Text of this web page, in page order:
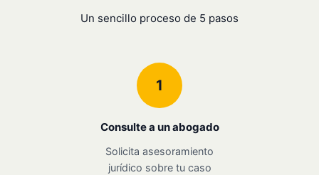
Un sencillo proceso de 5 pasos
1
Consulte a un abogado
Solicita asesoramiento
jurídico sobre tu caso